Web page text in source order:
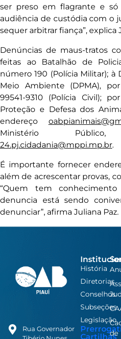
ser preso em flagrante e só
audiência de custódia com o
sequer arbitrar fiança”, explica
Denúncias de maus-tratos
feitas ao Batalhão de
número 190 (Polícia Militar); à
Meio Ambiente (DPMA),
99541-9310 (Polícia Civil);
Proteção e Defesa dos
endereço
Ministério
24.pj.cidadania@mppi.mp.br.
É importante fornecer
além de acrescentar provas,
“Quem tem
denuncia está sendo
denunciar”, afirma Juliana Paz.
Rua Governador
História
Diretorias
Conselhos
Subseções
Legislação
Cartilhas
de